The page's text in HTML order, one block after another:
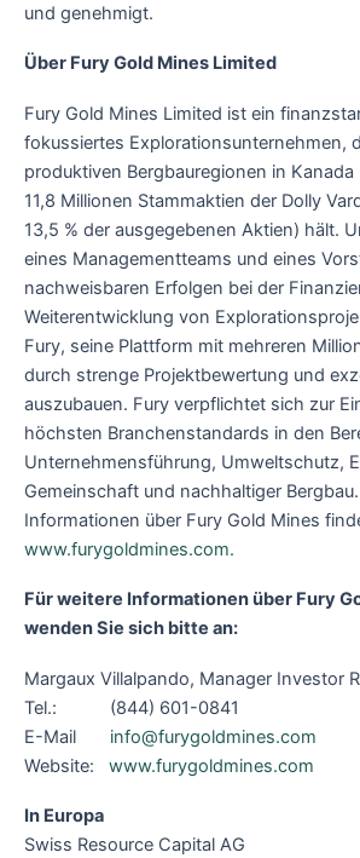
und genehmigt.
Über Fury Gold Mines Limited
Fury Gold Mines Limited ist ein
fokussiertes Explorationsunternehmen,
produktiven Bergbauregionen in
11,8 Millionen Stammaktien der Dolly
13,5 % der ausgegebenen Aktien) hält.
eines Managementteams und eines
nachweisbaren Erfolgen bei der
Weiterentwicklung von
Fury, seine Plattform mit mehreren
durch strenge Projektbewertung und
auszubauen. Fury verpflichtet sich zur
höchsten Branchenstandards in den
Unternehmensführung, Umweltschutz,
Gemeinschaft und nachhaltiger
Informationen über Fury Gold Mines
www.furygoldmines.com.
Für weitere Informationen über Fury
wenden Sie sich bitte an:
Margaux Villalpando, Manager Investor
Tel.: (844) 601-0841
E-Mail info@furygoldmines.com
Website: www.furygoldmines.com
In Europa
Swiss Resource Capital AG